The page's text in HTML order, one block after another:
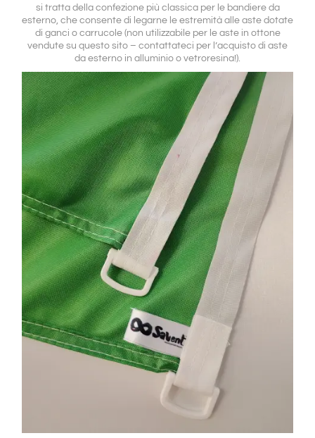
si tratta della confezione più classica per le bandiere da
esterno, che consente di legarne le estremità alle aste dotate
di ganci o carrucole (non utilizzabile per le aste in ottone
vendute su questo sito – contattateci per l’acquisto di aste
da esterno in alluminio o vetroresina!).